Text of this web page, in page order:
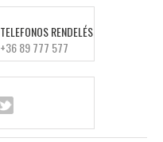
TELEFONOS RENDELÉS
+36 89 777 577